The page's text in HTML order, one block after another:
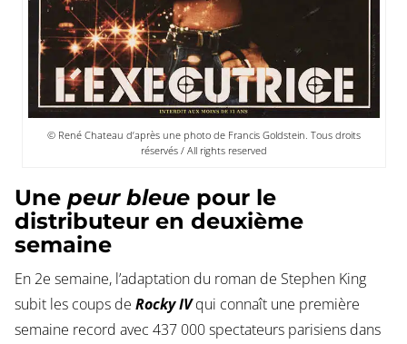
© René Chateau d’après une photo de Francis Goldstein. Tous droits
réservés / All rights reserved
Une peur bleuepour le
distributeur en deuxième
semaine
En 2e semaine, l’adaptation du roman de Stephen King
subit les coups de Rocky IVqui connaît une première
semaine record avec 437 000 spectateurs parisiens dans